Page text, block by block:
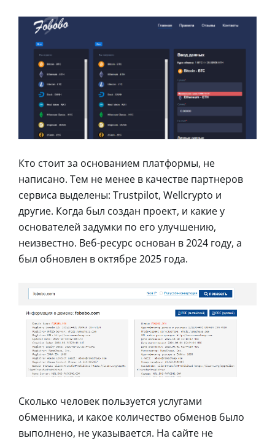
Кто стоит за основанием платформы, не
написано. Тем не менее в качестве партнеров
сервиса выделены: Trustpilot, Wellcrypto и
другие. Когда был создан проект, и какие у
основателей задумки по его улучшению,
неизвестно. Веб-ресурс основан в 2024 году, а
был обновлен в октябре 2025 года.
Сколько человек пользуется услугами
обменника, и какое количество обменов было
выполнено, не указывается. На сайте не